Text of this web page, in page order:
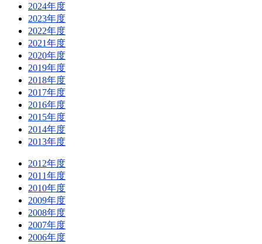
2024年度
2023年度
2022年度
2021年度
2020年度
2019年度
2018年度
2017年度
2016年度
2015年度
2014年度
2013年度
2012年度
2011年度
2010年度
2009年度
2008年度
2007年度
2006年度